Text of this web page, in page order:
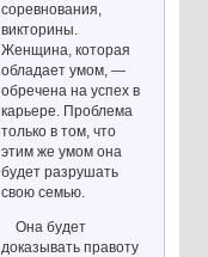
соревнования,
викторины.
Женщина, которая
обладает умом, —
обречена на успех в
карьере. Проблема
только в том, что
этим же умом она
будет разрушать
свою семью.
Она будет
доказывать правоту